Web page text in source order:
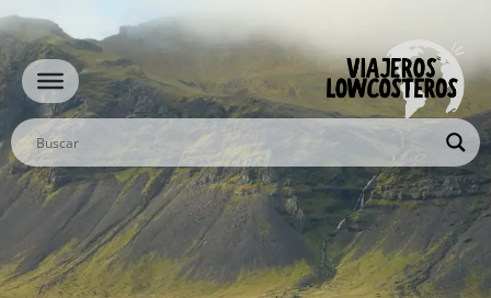
Ir
al
contenido